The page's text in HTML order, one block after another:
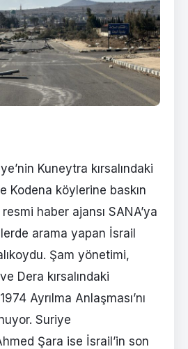
Kuneytra kırsalındaki
Kodena köylerine baskın
haber ajansı SANA’ya
arama yapan İsrail
Şam yönetimi,
Dera kırsalındaki
Ayrılma Anlaşması’nı
Suriye
Şara ise İsrail’in son